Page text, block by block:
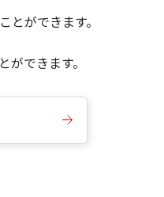
ができます。
できます。